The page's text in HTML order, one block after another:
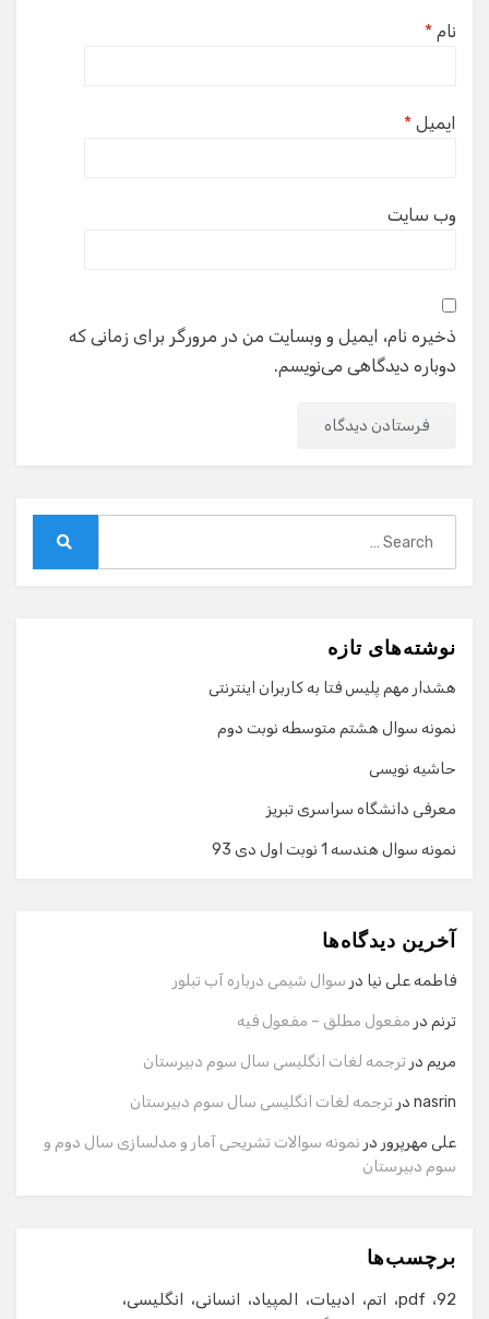
نام *
ایمیل *
وب‌ سایت
ذخیره نام، ایمیل و وبسایت من در مرورگر برای زمانی که
دوباره دیدگاهی می‌نویسم.
نوشته‌های تازه
هشدار مهم پلیس فتا به کاربران اینترنتی
نمونه سوال هشتم متوسطه نوبت دوم
حاشیه نویسی
معرفی دانشگاه سراسری تبریز
نمونه سوال هندسه 1 نوبت اول دی 93
آخرین دیدگاه‌ها
فاطمه علی نیا در سوال شیمی درباره آب تبلور
ترنم در مفعول مطلق – مفعول فیه
مریم در ترجمه لغات انگلیسی سال سوم دبیرستان
nasrin در ترجمه لغات انگلیسی سال سوم دبیرستان
علی مهرپرور در نمونه سوالات تشریحی آمار و مدلسازی سال دوم و
سوم دبیرستان
برچسب‌ها
92
pdf اتم ادبیات المپیاد انسانی
انگلیسی
گفت‌وگو با دستیار هوشمند
سلام! برای شروع گفت‌وگو لطفاً شماره تماس یا ایمیل خود را
وارد کنید.
ایمیل